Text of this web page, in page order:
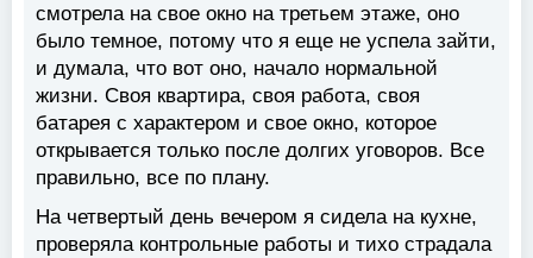
смотрела на свое окно на третьем этаже, оно
было темное, потому что я еще не успела зайти,
и думала, что вот оно, начало нормальной
жизни. Своя квартира, своя работа, своя
батарея с характером и свое окно, которое
открывается только после долгих уговоров. Все
правильно, все по плану.
На четвертый день вечером я сидела на кухне,
проверяла контрольные работы и тихо страдала